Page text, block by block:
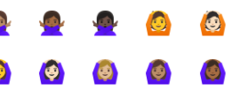
🙅🏾‍♀️ 🙅🏿‍♀️ 🙆 🙆🏻
🙆🏻‍♀️ 🙆🏼‍♀️ 🙆🏽‍♀️ 🙆🏾‍♀️